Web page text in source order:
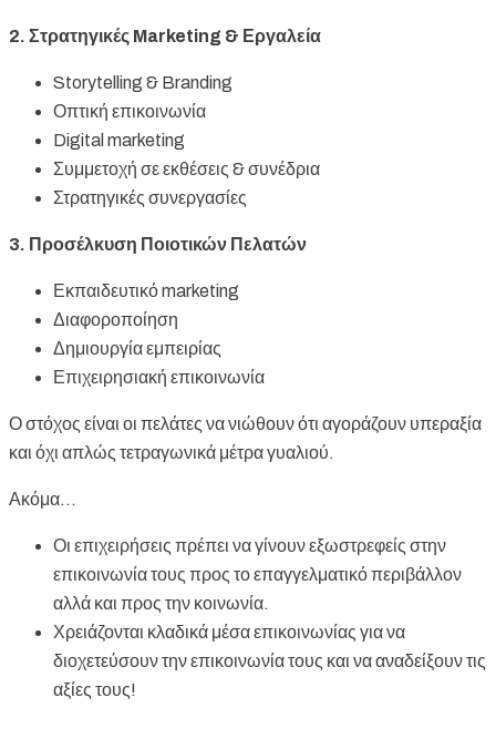
2. Στρατηγικές Marketing & Εργαλεία
Storytelling & Branding
Οπτική επικοινωνία
Digital marketing
Συμμετοχή σε εκθέσεις & συνέδρια
Στρατηγικές συνεργασίες
3. Προσέλκυση Ποιοτικών Πελατών
Εκπαιδευτικό marketing
Διαφοροποίηση
Δημιουργία εμπειρίας
Επιχειρησιακή επικοινωνία
Ο στόχος είναι οι πελάτες να νιώθουν ότι αγοράζουν υπεραξία
και όχι απλώς τετραγωνικά μέτρα γυαλιού.
Ακόμα…
Οι επιχειρήσεις πρέπει να γίνουν εξωστρεφείς στην
επικοινωνία τους προς το επαγγελματικό περιβάλλον
αλλά και προς την κοινωνία.
Χρειάζονται κλαδικά μέσα επικοινωνίας για να
διοχετεύσουν την επικοινωνία τους και να αναδείξουν τις
αξίες τους!